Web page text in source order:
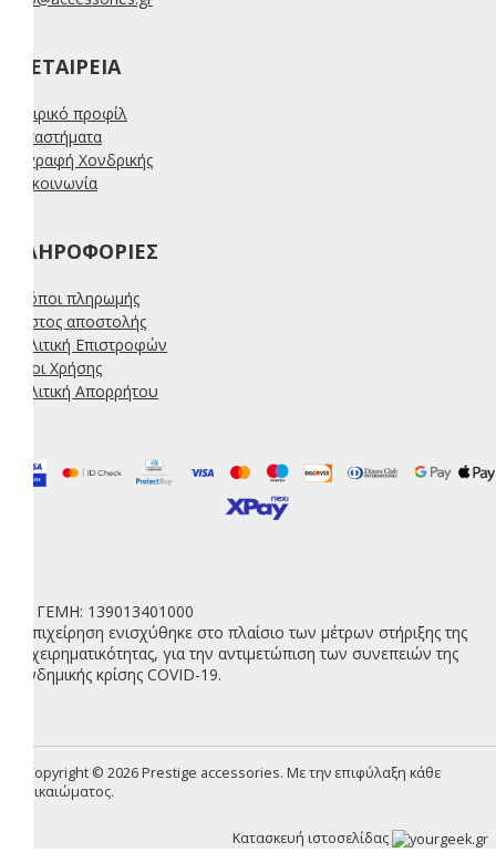
H ΕΤΑΙΡΕΊΑ
Εταιρικό προφίλ
Καταστήματα
Εγγραφή Χονδρικής
Επικοινωνία
ΠΛΗΡΟΦΟΡΊΕΣ
Τρόποι πληρωμής
Κόστος αποστολής
Πολιτική Επιστροφών
Όροι Χρήσης
Πολιτική Απορρήτου
ΑΡ. ΓΕΜΗ: 139013401000
Η επιχείρηση ενισχύθηκε στο πλαίσιο των μέτρων στήριξης της
επιχειρηματικότητας, για την αντιμετώπιση των συνεπειών της
πανδημικής κρίσης COVID-19.
Copyright © 2026 Prestige accessories. Με την επιφύλαξη κάθε
δικαιώματος.
Κατασκευή ιστοσελίδας